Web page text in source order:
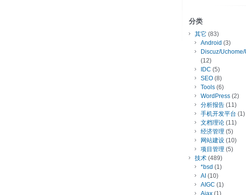
分类
其它 (83)
Android (3)
Discuz/
(12)
IDC (5)
SEO (8)
Tools (6)
WordPress (2)
分析报告 (11)
手机开发平台 (1)
文档理论 (11)
经济管理 (5)
网站建设 (10)
项目管理 (5)
技术 (489)
*bsd (1)
AI (10)
AIGC (1)